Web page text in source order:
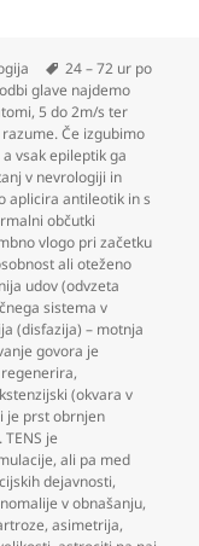
Oznake
24 – 72 ur po
glave najdemo
,5 do 2m/s ter
Če izgubimo
a vsak epileptik ga
v nevrologiji in
aplicira antileotik in s
občutki
vlogo pri začetku
ali oteženo
udov (odvzeta
sistema v
(disfazija) – motnja
govora je
,
(okvara v
je prst obrnjen
je
,ali pa med
dejavnosti,
v obnašanju,
,asimetrija,